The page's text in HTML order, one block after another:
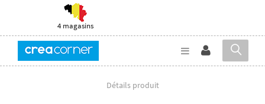
4 magasins
Détails produit